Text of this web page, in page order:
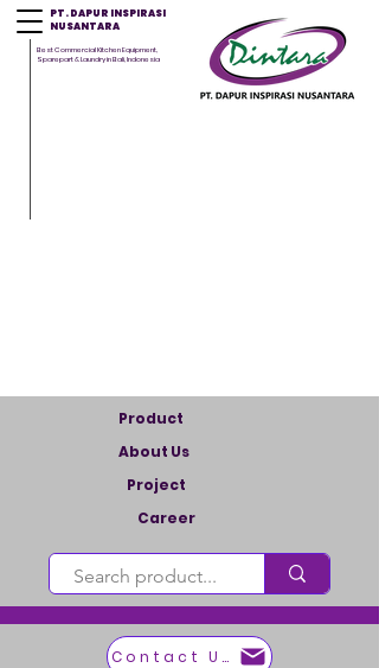
PT. DAPUR INSPIRASI
NUSANTARA
Best Commercial Kitchen Equipment,
Sparepart & Laundry in Bali, Indonesia
Career
Contact Us
Product
About Us
Project